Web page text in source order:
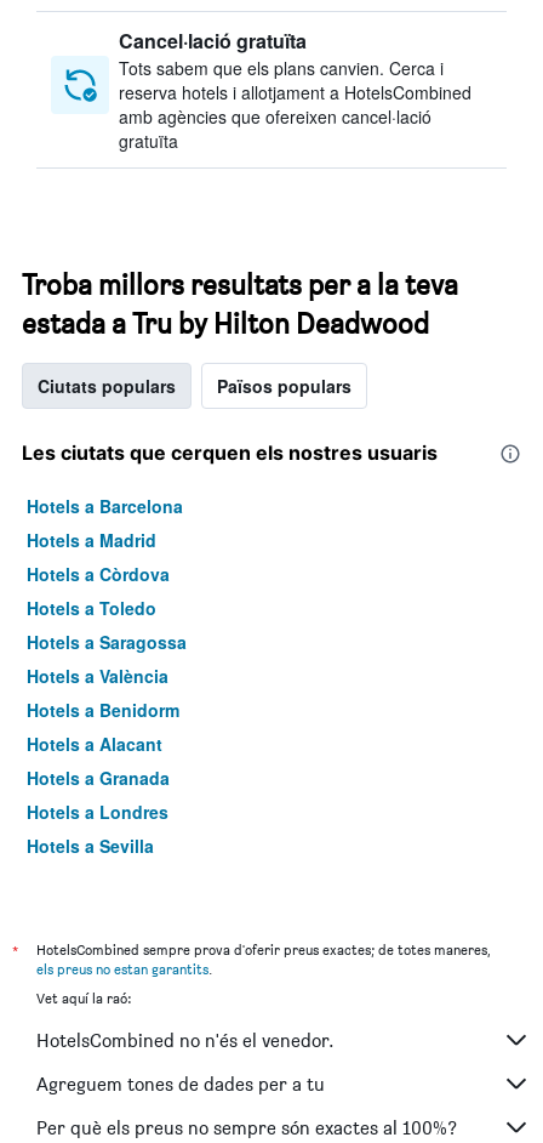
Cancel·lació gratuïta
Tots sabem que els plans canvien. Cerca i
reserva hotels i allotjament a HotelsCombined
amb agències que ofereixen cancel·lació
gratuïta
Troba millors resultats per a la teva
estada a Tru by Hilton Deadwood
Ciutats populars Països populars
Les ciutats que cerquen els nostres usuaris
Hotels a Barcelona
Hotels a Madrid
Hotels a Còrdova
Hotels a Toledo
Hotels a Saragossa
Hotels a València
Hotels a Benidorm
Hotels a Alacant
Hotels a Granada
Hotels a Londres
Hotels a Sevilla
*
HotelsCombined sempre prova d'oferir preus exactes; de totes maneres,
els preus no estan garantits.
Vet aquí la raó:
HotelsCombined no n'és el venedor.
Agreguem tones de dades per a tu
Per què els preus no sempre són exactes al 100%?